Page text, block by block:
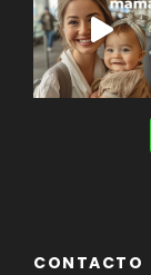
CONTACTO